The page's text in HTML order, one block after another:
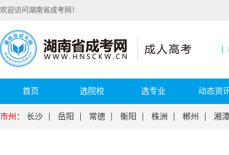
欢迎访问湖南省成考网！
首页 选院校 选专业 动态资
市州： 长沙 岳阳 常德 衡阳 株洲 郴州 湘